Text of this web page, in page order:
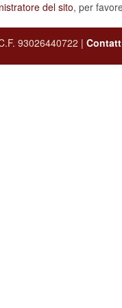
93026440722 |